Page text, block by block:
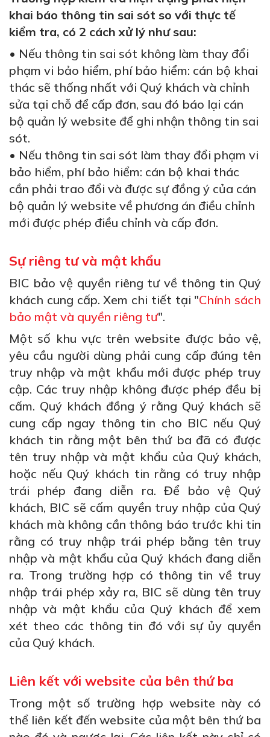
khai báo thông tin sai sót so với thực tế
kiểm tra, có 2 cách xử lý như sau:
• Nếu thông tin sai sót không làm thay đổi
phạm vi bảo hiểm, phí bảo hiểm: cán bộ khai
thác sẽ thống nhất với Quý khách và chỉnh
sửa tại chỗ để cấp đơn, sau đó báo lại cán
bộ quản lý website để ghi nhận thông tin sai
sót.
• Nếu thông tin sai sót làm thay đổi phạm vi
bảo hiểm, phí bảo hiểm: cán bộ khai thác
cần phải trao đổi và được sự đồng ý của cán
bộ quản lý website về phương án điều chỉnh
mới được phép điều chỉnh và cấp đơn.
Sự riêng tư và mật khẩu
BIC bảo vệ quyền riêng tư về thông tin Quý
khách cung cấp. Xem chi tiết tại "Chính sách
bảo mật và quyền riêng tư".
Một số khu vực trên website được bảo vệ,
yêu cầu người dùng phải cung cấp đúng tên
truy nhập và mật khẩu mới được phép truy
cập. Các truy nhập không được phép đều bị
cấm. Quý khách đồng ý rằng Quý khách sẽ
cung cấp ngay thông tin cho BIC nếu Quý
khách tin rằng một bên thứ ba đã có được
tên truy nhập và mật khẩu của Quý khách,
hoặc nếu Quý khách tin rằng có truy nhập
trái phép đang diễn ra. Để bảo vệ Quý
khách, BIC sẽ cấm quyền truy nhập của Quý
khách mà không cần thông báo trước khi tin
rằng có truy nhập trái phép bằng tên truy
nhập và mật khẩu của Quý khách đang diễn
ra. Trong trường hợp có thông tin về truy
nhập trái phép xảy ra, BIC sẽ dùng tên truy
nhập và mật khẩu của Quý khách để xem
xét theo các thông tin đó với sự ủy quyền
của Quý khách.
Liên kết với website của bên thứ ba
Trong một số trường hợp website này có
thể liên kết đến website của một bên thứ ba